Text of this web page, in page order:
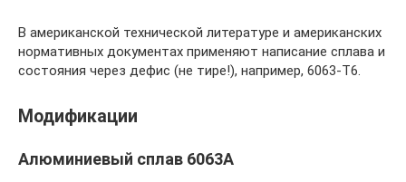
В американской технической литературе и американских
нормативных документах применяют написание сплава и
состояния через дефис (не тире!), например, 6063-Т6.
Модификации
Алюминиевый сплав 6063А